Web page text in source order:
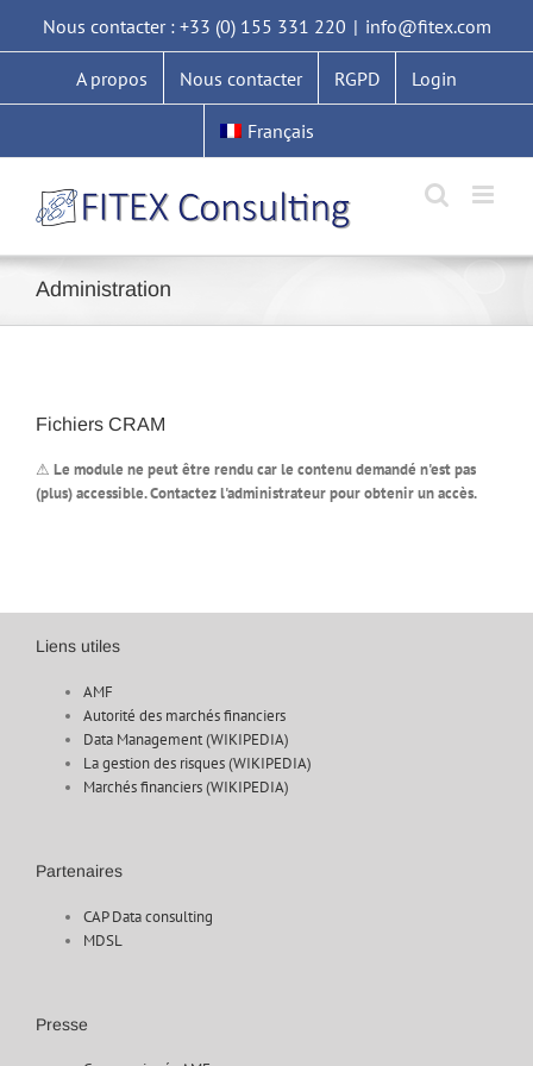
contenu
Nous contacter : +33 (0) 155 331 220 | info@fitex.com
A propos Nous contacter RGPD Login
Français
Administration
Fichiers CRAM
⚠ Le module ne peut être rendu car le contenu demandé n'est pas
(plus) accessible. Contactez l'administrateur pour obtenir un accès.
Liens utiles
AMF
Autorité des marchés financiers
Data Management (WIKIPEDIA)
La gestion des risques (WIKIPEDIA)
Marchés financiers (WIKIPEDIA)
Partenaires
CAP Data consulting
MDSL
Presse